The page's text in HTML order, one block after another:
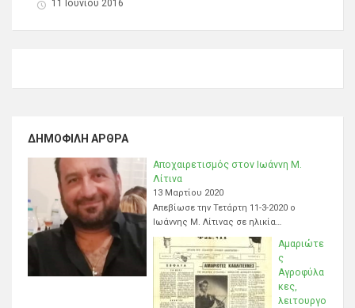
11 Ιουνίου 2016
ΔΗΜΟΦΙΛΉ ΆΡΘΡΑ
Αποχαιρετισμός στον Ιωάννη Μ.
Λίτινα
13 Μαρτίου 2020
Απεβίωσε την Τετάρτη 11-3-2020 ο
Ιωάννης Μ. Λίτινας σε ηλικία…
Αμαριώτε
ς
Αγροφύλα
κες,
λειτουργο